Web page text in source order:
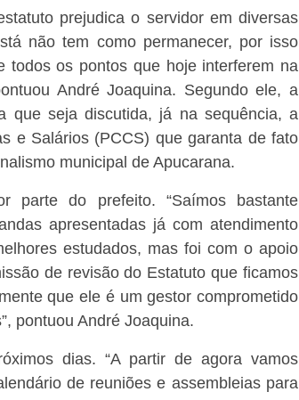
prejudica o servidor em diversas
não tem como permanecer, por isso
todos os pontos que hoje interferem na
André Joaquina. Segundo ele, a
que seja discutida, já na sequência, a
e Salários (PCCS) que garanta de fato
municipal de Apucarana.
parte do prefeito. “Saímos bastante
apresentadas já com atendimento
estudados, mas foi com o apoio
de revisão do Estatuto que ficamos
que ele é um gestor comprometido
pontuou André Joaquina.
dias. “A partir de agora vamos
de reuniões e assembleias para